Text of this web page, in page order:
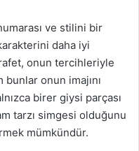
ve stilini bir
daha iyi
onun tercihleriyle
onun imajını
birer giysi parçası
tarzı simgesi olduğunu
mümkündür.